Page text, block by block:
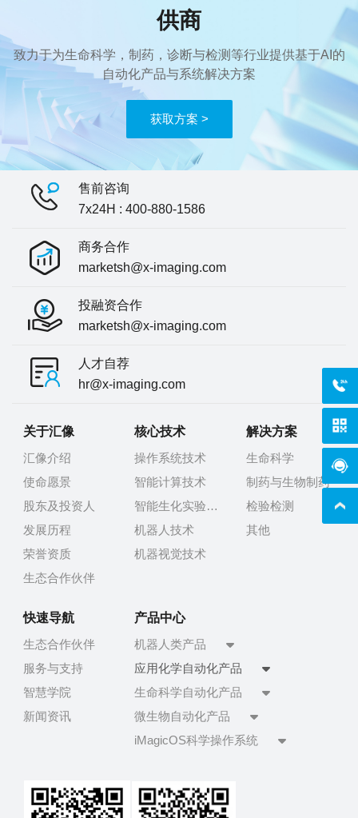
供商
致力于为生命科学，制药，诊断与检测等行业提供基于AI的
自动化产品与系统解决方案
获取方案 >
售前咨询
7x24H : 400-880-1586
商务合作
marketsh@x-imaging.com
投融资合作
marketsh@x-imaging.com
人才自荐
hr@x-imaging.com
关于汇像
汇像介绍
使命愿景
股东及投资人
发展历程
荣誉资质
生态合作伙伴
核心技术
操作系统技术
智能计算技术
智能生化实验技术
机器人技术
机器视觉技术
解决方案
生命科学
制药与生物制药
检验检测
其他
快速导航
生态合作伙伴
服务与支持
智慧学院
新闻资讯
产品中心
机器人类产品
应用化学自动化产品
生命科学自动化产品
微生物自动化产品
iMagicOS科学操作系统
在